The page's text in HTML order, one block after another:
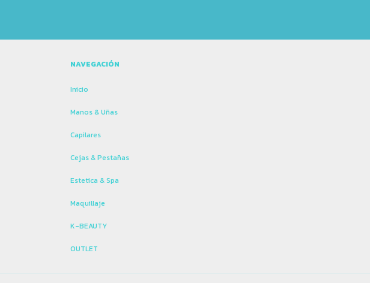
NAVEGACIÓN
Inicio
Manos & Uñas
Capilares
Cejas & Pestañas
Estetica & Spa
Maquillaje
K-BEAUTY
OUTLET